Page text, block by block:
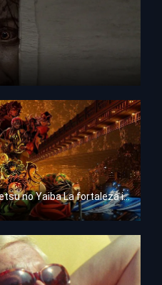
Guardianes de la noche: Kimetsu no Yaiba La fortaleza infinita